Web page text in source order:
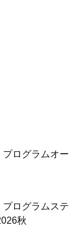
ログラムオー
ログラムステ
秋